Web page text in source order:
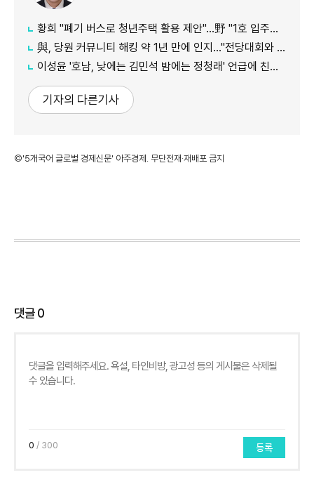
황희 "폐기 버스로 청년주택 활용 제안"…野 "1호 입주하라"
與, 당원 커뮤니티 해킹 약 1년 만에 인지…"전당대회와 무관"
이성윤 '호남, 낮에는 김민석 밤에는 정청래' 언급에 친명계 반발…"한심한 수준"
기자의 다른기사
©'5개국어 글로벌 경제신문' 아주경제. 무단전재·재배포 금지
댓글0
0 / 300 등록